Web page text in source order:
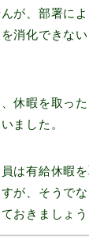
が、部署に
消化できな
休暇を取っ
ました。
は有給休暇
が、そうで
おきましょう